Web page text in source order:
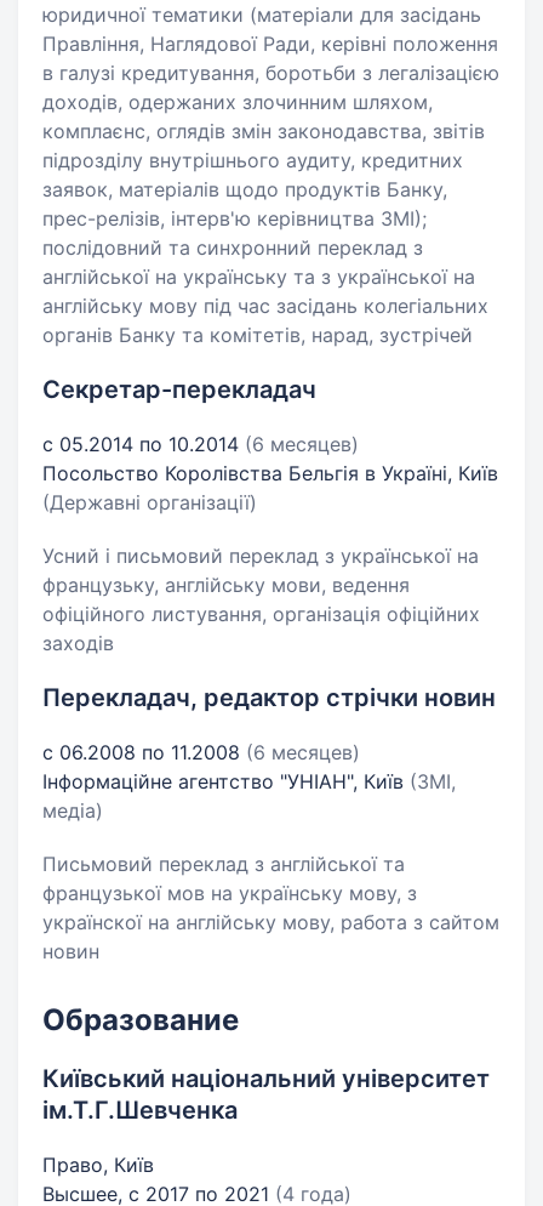
юридичної тематики (матеріали для засідань
Правління, Наглядової Ради, керівні положення
в галузі кредитування, боротьби з легалізацією
доходів, одержаних злочинним шляхом,
комплаєнс, оглядів змін законодавства, звітів
підрозділу внутрішнього аудиту, кредитних
заявок, матеріалів щодо продуктів Банку,
прес-релізів, інтерв'ю керівництва ЗМІ);
послідовний та синхронний переклад з
англійської на українську та з української на
англійську мову під час засідань колегіальних
органів Банку та комітетів, нарад, зустрічей
Секретар-перекладач
с 05.2014 по 10.2014 (6 месяцев)
Посольство Королівства Бельгія в Україні, Київ
(Державні організації)
Усний і письмовий переклад з української на
французьку, англійську мови, ведення
офіційного листування, організація офіційних
заходів
Перекладач, редактор стрічки новин
с 06.2008 по 11.2008 (6 месяцев)
Інформаційне агентство "УНІАН", Київ (ЗМІ,
медіа)
Письмовий переклад з англійської та
французької мов на українську мову, з
українскої на англійську мову, работа з сайтом
новин
Образование
Київський національний університет
ім.Т.Г.Шевченка
Право, Київ
Высшее, с 2017 по 2021 (4 года)